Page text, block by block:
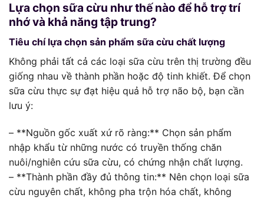
Lựa chọn sữa cừu như thế nào để hỗ trợ trí
nhớ và khả năng tập trung?
Tiêu chí lựa chọn sản phẩm sữa cừu chất lượng
Không phải tất cả các loại sữa cừu trên thị trường đều
giống nhau về thành phần hoặc độ tinh khiết. Để chọn
sữa cừu thực sự đạt hiệu quả hỗ trợ não bộ, bạn cần
lưu ý:
– **Nguồn gốc xuất xứ rõ ràng:** Chọn sản phẩm
nhập khẩu từ những nước có truyền thống chăn
nuôi/nghiên cứu sữa cừu, có chứng nhận chất lượng.
– **Thành phần đầy đủ thông tin:** Nên chọn loại sữa
cừu nguyên chất, không pha trộn hóa chất, không